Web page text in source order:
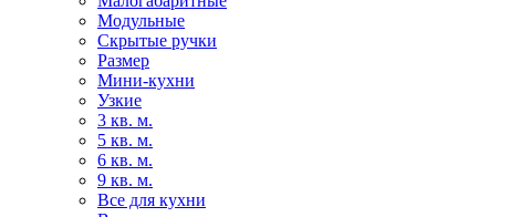
Модульные
Скрытые ручки
Размер
Мини-кухни
Узкие
3 кв. м.
5 кв. м.
6 кв. м.
9 кв. м.
Все для кухни